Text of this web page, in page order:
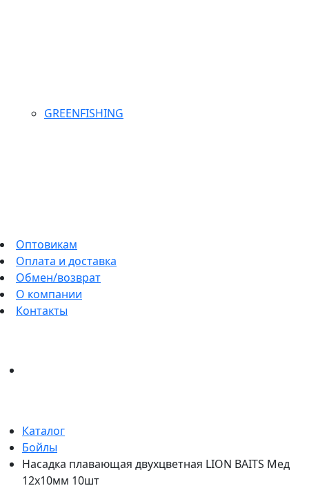
GREENFISHING
Оптовикам
Оплата и доставка
Обмен/возврат
О компании
Контакты
Каталог
Бойлы
Насадка плавающая двухцветная LION BAITS Мед
12х10мм 10шт